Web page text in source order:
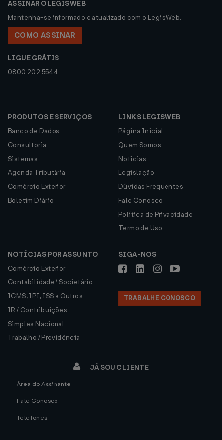
ASSINAR O LEGISWEB
Mantenha-se informado e atualizado com o LegisWeb.
COMO ASSINAR
LIGUE GRÁTIS
0800 202 5544
PRODUTOS E SERVIÇOS
Banco de Dados
Consultoria
Sistemas
Agenda Tributária
Comércio Exterior
Boletim Diário
LINKS LEGISWEB
Página Inicial
Quem Somos
Notícias
Legislação
Dúvidas Frequentes
Fale Conosco
Política de Privacidade
Termo de Uso
NOTÍCIAS POR ASSUNTO
Comércio Exterior
Contabilidade / Societário
ICMS, IPI, ISS e Outros
IR / Contribuições
Simples Nacional
Trabalho / Previdência
SIGA-NOS
TRABALHE CONOSCO
JÁ SOU CLIENTE
Área do Assinante
Fale Conosco
Telefones